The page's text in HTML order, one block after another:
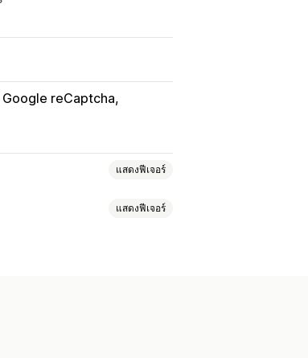
Google reCaptcha
แสดงฟีเจอร์
แสดงฟีเจอร์